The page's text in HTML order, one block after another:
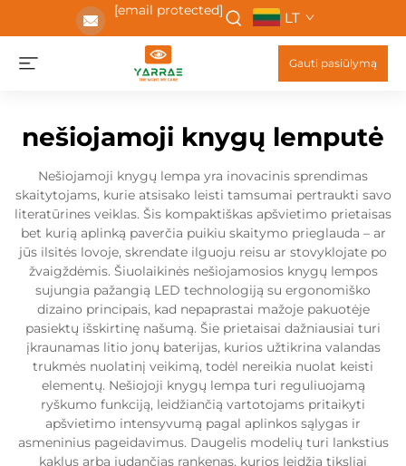
[email protected] LT
Gauti pasiūlymą
nešiojamoji knygų lemputė
Nešiojamoji knygų lempa yra inovacinis sprendimas
skaitytojams, kurie atsisako leisti tamsumai pertraukti savo
literatūrines veiklas. Šis kompaktiškas apšvietimo prietaisas
bet kurią aplinką paverčia puikiu skaitymo prieglauda – ar
jūs ilsitės lovoje, skrendate ilguoju reisu ar stovyklojate po
žvaigždėmis. Šiuolaikinės nešiojamosios knygų lempos
sujungia pažangią LED technologiją su ergonomiško
dizaino principais, kad nepaprastai mažoje pakuotėje
pasiektų išskirtinę našumą. Šie prietaisai dažniausiai turi
įkraunamas litio jonų baterijas, kurios užtikrina valandas
trukmės nuolatinį veikimą, todėl nereikia nuolat keisti
elementų. Nešiojoji knygų lempa turi reguliuojamą
ryškumo funkciją, leidžiančią vartotojams pritaikyti
apšvietimo intensyvumą pagal aplinkos sąlygas ir
asmeninius pageidavimus. Daugelis modelių turi lankstius
kaklus arba judančias rankenas, kurios leidžia tiksliai